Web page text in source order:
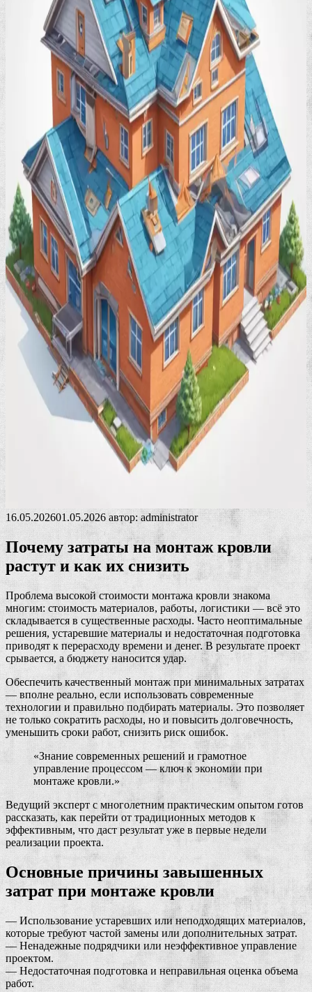
16.05.202601.05.2026 автор:administrator
Почему затраты на монтаж кровли
растут и как их снизить
Проблема высокой стоимости монтажа кровли знакома
многим: стоимость материалов, работы, логистики — всё это
складывается в существенные расходы. Часто неоптимальные
решения, устаревшие материалы и недостаточная подготовка
приводят к перерасходу времени и денег. В результате проект
срывается, а бюджету наносится удар.
Обеспечить качественный монтаж при минимальных затратах
— вполне реально, если использовать современные
технологии и правильно подбирать материалы. Это позволяет
не только сократить расходы, но и повысить долговечность,
уменьшить сроки работ, снизить риск ошибок.
«Знание современных решений и грамотное
управление процессом — ключ к экономии при
монтаже кровли.»
Ведущий эксперт с многолетним практическим опытом готов
рассказать, как перейти от традиционных методов к
эффективным, что даст результат уже в первые недели
реализации проекта.
Основные причины завышенных
затрат при монтаже кровли
— Использование устаревших или неподходящих материалов,
которые требуют частой замены или дополнительных затрат.
— Ненадежные подрядчики или неэффективное управление
проектом.
— Недостаточная подготовка и неправильная оценка объема
работ.